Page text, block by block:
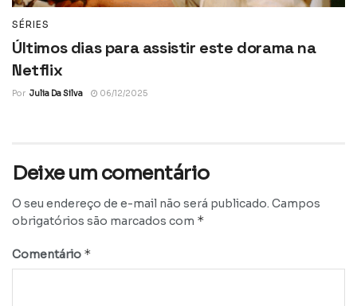
SÉRIES
Últimos dias para assistir este dorama na
Netflix
Por Julia Da Silva 06/12/2025
Deixe um comentário
O seu endereço de e-mail não será publicado. Campos
obrigatórios são marcados com *
Comentário *